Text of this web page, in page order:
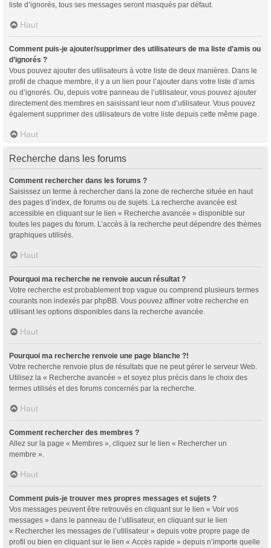
liste d’ignorés, tous ses messages seront masqués par défaut.
Haut
Comment puis-je ajouter/supprimer des utilisateurs de ma liste d’amis ou
d’ignorés ?
Vous pouvez ajouter des utilisateurs à votre liste de deux manières. Dans le
profil de chaque membre, il y a un lien pour l’ajouter dans votre liste d’amis
ou d’ignorés. Ou, depuis votre panneau de l’utilisateur, vous pouvez ajouter
directement des membres en saisissant leur nom d’utilisateur. Vous pouvez
également supprimer des utilisateurs de votre liste depuis cette même page.
Haut
Recherche dans les forums
Comment rechercher dans les forums ?
Saisissez un terme à rechercher dans la zone de recherche située en haut
des pages d’index, de forums ou de sujets. La recherche avancée est
accessible en cliquant sur le lien « Recherche avancée » disponible sur
toutes les pages du forum. L’accès à la recherche peut dépendre des thèmes
graphiques utilisés.
Haut
Pourquoi ma recherche ne renvoie aucun résultat ?
Votre recherche est probablement trop vague ou comprend plusieurs termes
courants non indexés par phpBB. Vous pouvez affiner votre recherche en
utilisant les options disponibles dans la recherche avancée.
Haut
Pourquoi ma recherche renvoie une page blanche ?!
Votre recherche renvoie plus de résultats que ne peut gérer le serveur Web.
Utilisez la « Recherche avancée » et soyez plus précis dans le choix des
termes utilisés et des forums concernés par la recherche.
Haut
Comment rechercher des membres ?
Allez sur la page « Membres », cliquez sur le lien « Rechercher un
membre ».
Haut
Comment puis-je trouver mes propres messages et sujets ?
Vos messages peuvent être retrouvés en cliquant sur le lien « Voir vos
messages » dans le panneau de l’utilisateur, en cliquant sur le lien
« Rechercher les messages de l’utilisateur » depuis votre propre page de
profil ou bien en cliquant sur le lien « Accès rapide » depuis n’importe quelle